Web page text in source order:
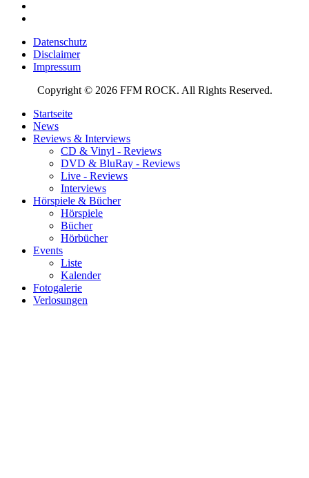
Datenschutz
Disclaimer
Impressum
Copyright © 2026 FFM ROCK. All Rights Reserved.
Startseite
News
Reviews & Interviews
CD & Vinyl - Reviews
DVD & BluRay - Reviews
Live - Reviews
Interviews
Hörspiele & Bücher
Hörspiele
Bücher
Hörbücher
Events
Liste
Kalender
Fotogalerie
Verlosungen